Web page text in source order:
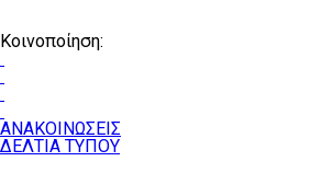
Κοινοποίηση:
ΑΝΑΚΟΙΝΩΣΕΙΣ
ΔΕΛΤΙΑ ΤΥΠΟΥ